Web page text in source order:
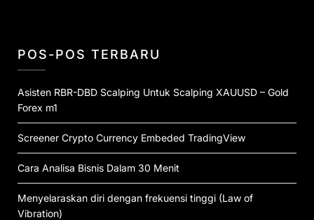
POS-POS TERBARU
Asisten RBR-DBD Scalping Untuk Scalping XAUUSD – Gold
Forex m1
Screener Crypto Currency Embeded TradingView
Cara Analisa Bisnis Dalam 30 Menit
Menyelaraskan diri dengan frekuensi tinggi (Law of
Vibration)